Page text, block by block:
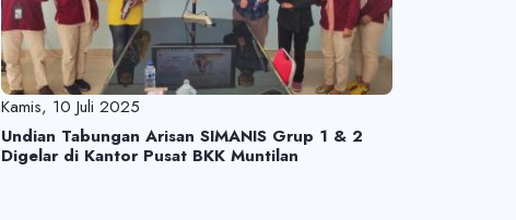
Kamis, 10 Juli 2025
Undian Tabungan Arisan SIMANIS Grup 1 & 2
Digelar di Kantor Pusat BKK Muntilan